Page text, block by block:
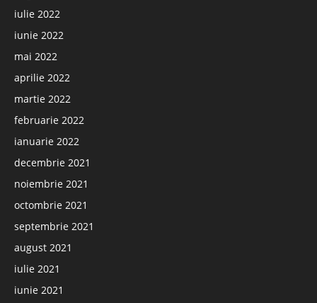
iulie 2022
iunie 2022
mai 2022
aprilie 2022
martie 2022
februarie 2022
ianuarie 2022
decembrie 2021
noiembrie 2021
octombrie 2021
septembrie 2021
august 2021
iulie 2021
iunie 2021